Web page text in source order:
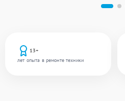
13+
лет опыта в ремонте техники